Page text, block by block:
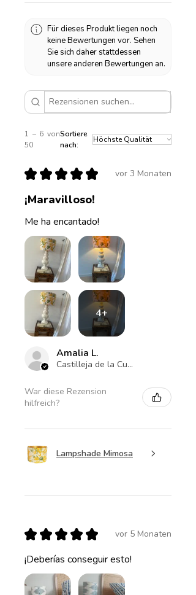
Für dieses Produkt liegen noch
keine Bewertungen vor. Sehen
Sie sich daher stattdessen
unsere anderen Bewertungen an.
1 – 6 von
50
Sortiere
nach:
★ ★ ★ ★ ★ vor 3 Monaten
¡Maravilloso!
Me ha encantado!
4+
Amalia L.
Castilleja de la Cuesta , ES-AN
War diese Rezension
hilfreich?
Lampshade Mimosa
★ ★ ★ ★ ★ vor 5 Monaten
¡Deberías conseguir esto!